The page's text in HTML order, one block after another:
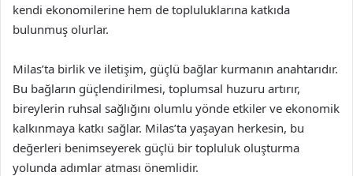
kendi ekonomilerine hem de topluluklarına katkıda
bulunmuş olurlar.
Milas’ta birlik ve iletişim, güçlü bağlar kurmanın anahtarıdır.
Bu bağların güçlendirilmesi, toplumsal huzuru artırır,
bireylerin ruhsal sağlığını olumlu yönde etkiler ve ekonomik
kalkınmaya katkı sağlar. Milas’ta yaşayan herkesin, bu
değerleri benimseyerek güçlü bir topluluk oluşturma
yolunda adımlar atması önemlidir.